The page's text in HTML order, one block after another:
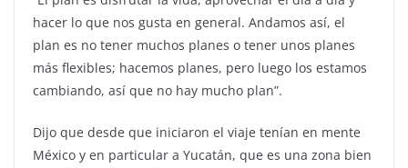
hacer lo que nos gusta en general. Andamos así, el
plan es no tener muchos planes o tener unos planes
más flexibles; hacemos planes, pero luego los estamos
cambiando, así que no hay mucho plan”.
Dijo que desde que iniciaron el viaje tenían en mente
México y en particular a Yucatán, que es una zona bien